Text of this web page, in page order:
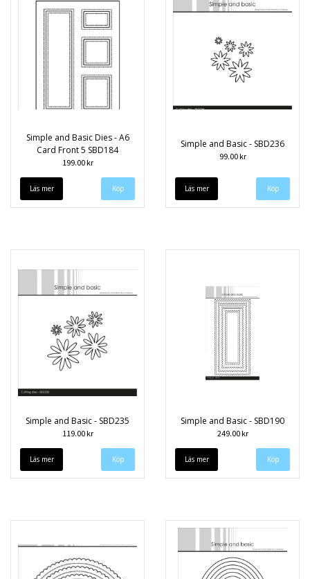
Simple and Basic Dies - A6
Card Front 5 SBD184
199.00 kr
Läs mer
Simple and Basic - SBD236
99.00 kr
Läs mer
Simple and Basic - SBD235
119.00 kr
Läs mer
Simple and Basic - SBD190
249.00 kr
Läs mer